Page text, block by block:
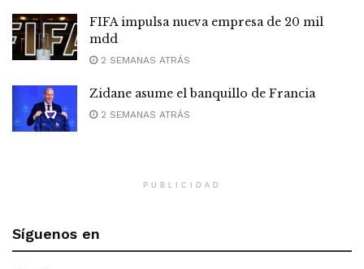
FIFA impulsa nueva empresa de 20 mil
mdd
2 SEMANAS ATRÁS
Zidane asume el banquillo de Francia
2 SEMANAS ATRÁS
PUBLICIDAD
Síguenos en